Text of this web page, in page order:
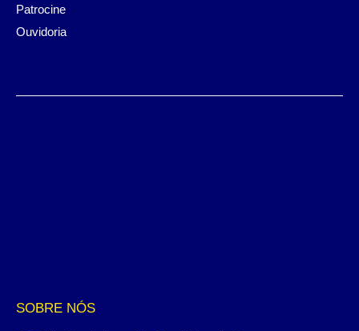
Patrocine
Ouvidoria
SOBRE NÓS